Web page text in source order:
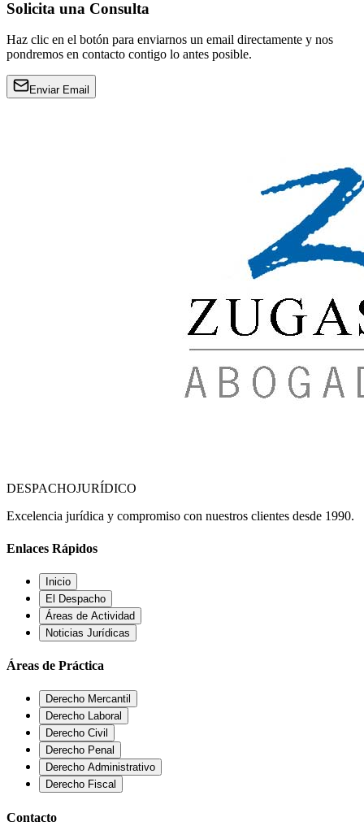
Solicita una Consulta
Haz clic en el botón para enviarnos un email directamente y nos
pondremos en contacto contigo lo antes posible.
Enviar Email
DESPACHOJURÍDICO
Excelencia jurídica y compromiso con nuestros clientes desde 1990.
Enlaces Rápidos
Inicio
El Despacho
Áreas de Actividad
Noticias Jurídicas
Áreas de Práctica
Derecho Mercantil
Derecho Laboral
Derecho Civil
Derecho Penal
Derecho Administrativo
Derecho Fiscal
Contacto